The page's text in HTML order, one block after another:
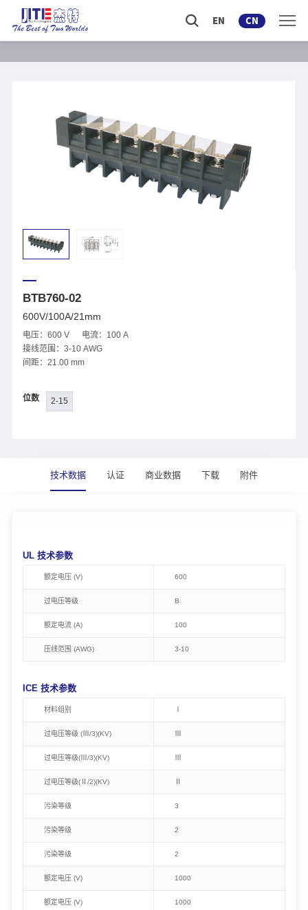
EN CN
BTB760-02
600V/100A/21mm
电压：600 V 电流：100 A
接线范围：3-10 AWG
间距：21.00 mm
位数 2-15
技术数据 认证 商业数据 下载 附件
UL 技术参数
额定电压 (V) 600
过电压等级 B
额定电流 (A) 100
压线范围 (AWG) 3-10
ICE 技术参数
材料组别
过电压等级 (Ⅲ/3)(KV)
过电压等级(Ⅲ/3)(KV)
过电压等级(Ⅱ/2)(KV)
污染等级 3
污染等级 2
污染等级 2
额定电压 (V) 1000
额定电压 (V) 1000